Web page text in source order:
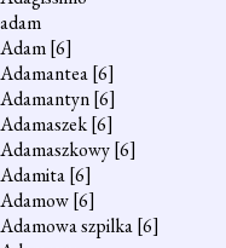
adam
Adam[6]
Adamantea[6]
Adamantyn[6]
Adamaszek[6]
Adamaszkowy[6]
Adamita[6]
Adamow[6]
Adamowa szpilka[6]